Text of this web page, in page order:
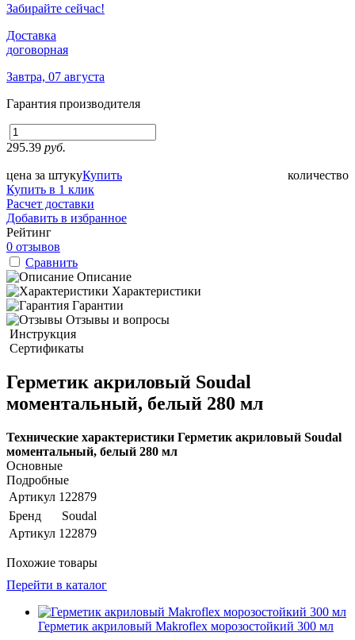
Забирайте сейчас!
Доставка
договорная
Завтра, 07 августа
Гарантия производителя
295.39 руб.
цена за штуку количество
Купить
Купить в 1 клик
Расчет доставки
Добавить в избранное
Рейтинг
0 отзывов
Сравнить
Описание
Характеристики
Гарантии
Отзывы и вопросы
Инструкция
Сертификаты
Герметик акриловый Soudal
моментальный, белый 280 мл
Технические характеристики Герметик акриловый Soudal
моментальный, белый 280 мл
Основные
Подробные
Артикул 122879
Бренд
Soudal
Артикул 122879
Похожие товары
Перейти в каталог
Герметик акриловый Makroflex морозостойкий 300 мл